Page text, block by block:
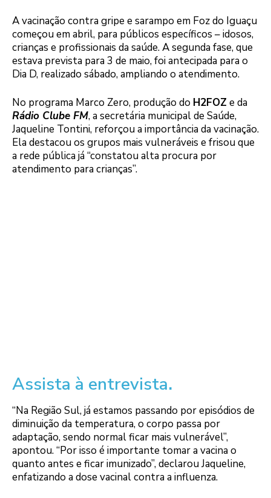
A vacinação contra gripe e sarampo em Foz do Iguaçu
começou em abril, para públicos específicos – idosos,
crianças e profissionais da saúde. A segunda fase, que
estava prevista para 3 de maio, foi antecipada para o
Dia D, realizado sábado, ampliando o atendimento.
No programa Marco Zero, produção do H2FOZ e da
Rádio Clube FM, a secretária municipal de Saúde,
Jaqueline Tontini, reforçou a importância da vacinação.
Ela destacou os grupos mais vulneráveis e frisou que
a rede pública já “constatou alta procura por
atendimento para crianças”.
Assista à entrevista.
“Na Região Sul, já estamos passando por episódios de
diminuição da temperatura, o corpo passa por
adaptação, sendo normal ficar mais vulnerável”,
apontou. “Por isso é importante tomar a vacina o
quanto antes e ficar imunizado”, declarou Jaqueline,
enfatizando a dose vacinal contra a influenza.